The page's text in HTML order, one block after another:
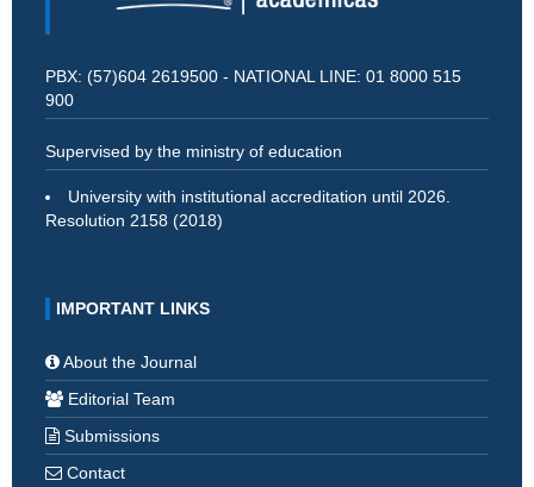
PBX: (57)604 2619500 - NATIONAL LINE: 01 8000 515
900
Supervised by the ministry of education
University with institutional accreditation until 2026.
Resolution 2158 (2018)
IMPORTANT LINKS
About the Journal
Editorial Team
Submissions
Contact